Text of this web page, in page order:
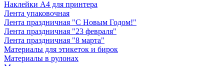
Наклейки А4 для принтера
Лента упаковочная
Лента праздничная "С Новым Годом!"
Лента праздничная "23 февраля"
Лента праздничная "8 марта"
Материалы для этикеток и бирок
Материалы в рулонах